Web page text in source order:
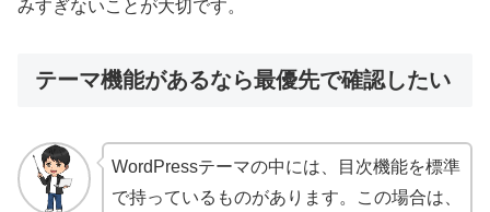
みすぎないことが大切です。
テーマ機能があるなら最優先で確認したい
WordPressテーマの中には、目次機能を標準
で持っているものがあります。この場合は、